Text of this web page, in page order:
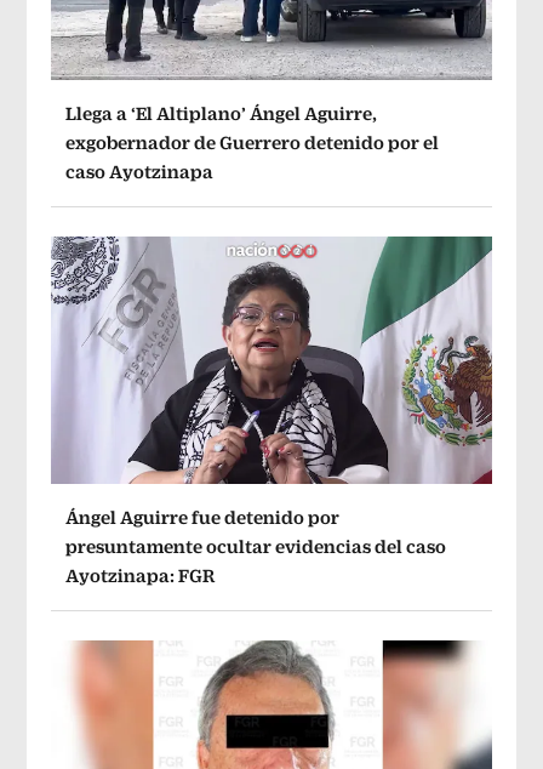
Llega a ‘El Altiplano’ Ángel Aguirre,
exgobernador de Guerrero detenido por el
caso Ayotzinapa
Ángel Aguirre fue detenido por
presuntamente ocultar evidencias del caso
Ayotzinapa: FGR